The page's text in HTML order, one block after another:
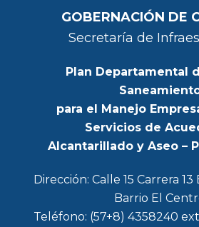
GOBERNACIÓN DE
Secretaría de
Plan Departamental
para el Manejo
Servicios de
Alcantarillado y Aseo –
Dirección: Calle 15 Carrera 13
Barrio El
Teléfono: (57+8) 4358240